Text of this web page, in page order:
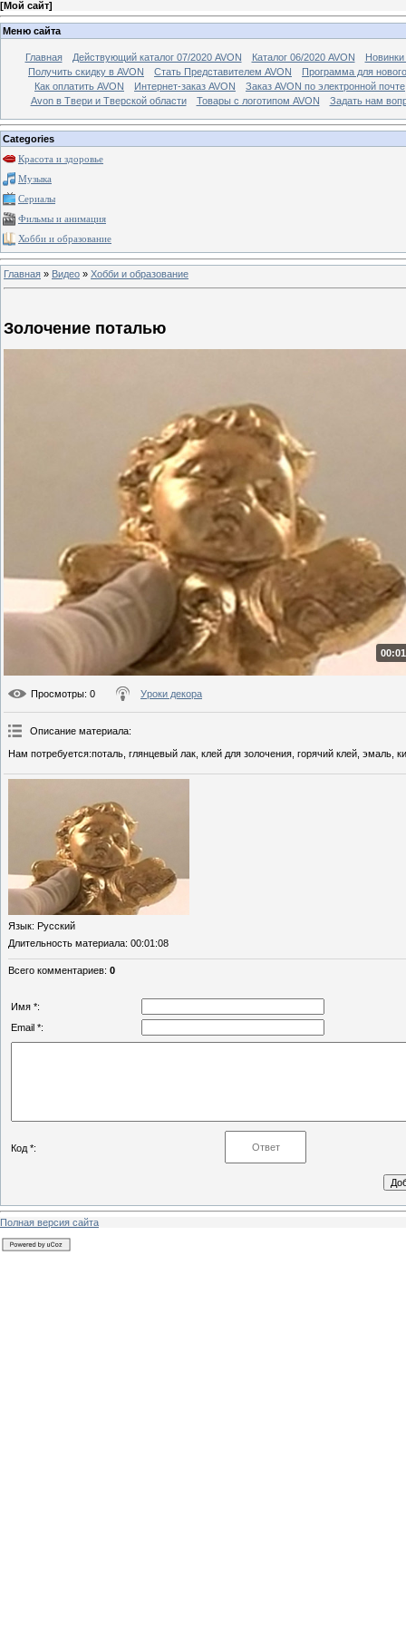
[Мой сайт]
Меню сайта
Главная Действующий каталог 07/2020 AVON Каталог 06/2020 AVON
Новинки
Получить скидку в AVON
Стать Представителем AVON
Программа для
Как оплатить AVON
Интернет-заказ AVON
Заказ AVON по электронной почте
Avon в Твери и Тверской области
Товары с логотипом AVON Задать нам
Categories
Красота и здоровье
Музыка
Сериалы
Фильмы и анимация
Хобби и образование
Главная » Видео » Хобби и образование
Золочение поталью
Просмотры: 0 Уроки декора
Описание материала:
Нам потребуется:поталь, глянцевый лак, клей для золочения, горячий клей, эмаль,
Язык: Русский
Длительность материала: 00:01:08
Всего комментариев: 0
Имя *:
Email *:
Код *:
Полная версия сайта